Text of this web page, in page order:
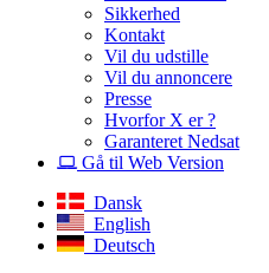
Sikkerhed
Kontakt
Vil du udstille
Vil du annoncere
Presse
Hvorfor X er ?
Garanteret Nedsat
Gå til Web Version
Dansk
English
Deutsch